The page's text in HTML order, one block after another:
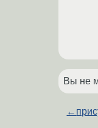
Вы не
←